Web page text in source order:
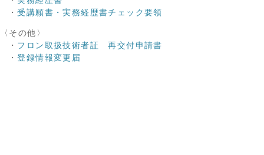
・受講願書・実務経歴書チェック要領
〈その他〉
・ フロン取扱技術者証 再交付申請書
・登録情報変更届